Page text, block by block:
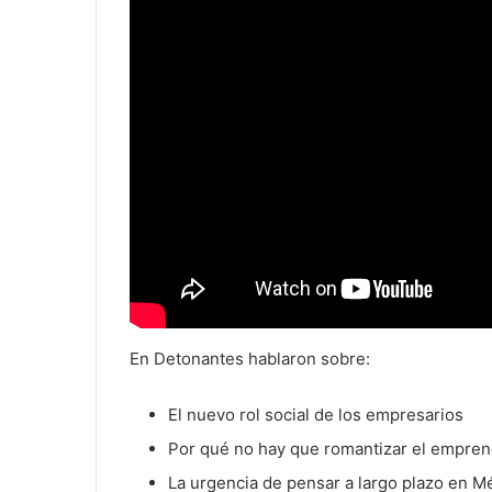
En Detonantes hablaron sobre:
El nuevo rol social de los empresarios
Por qué no hay que romantizar el
La urgencia de pensar a largo plazo en